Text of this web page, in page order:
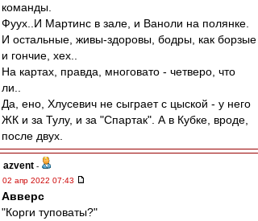
команды.
Фуух..И Мартинс в зале, и Ваноли на полянке.
И остальные, живы-здоровы, бодры, как борзые
и гончие, хех..
На картах, правда, многовато - четверо, что
ли..
Да, ено, Хлусевич не сыграет с цыской - у него
ЖК и за Тулу, и за "Спартак". А в Кубке, вроде,
после двух.
azvent -
02 апр 2022 07:43
Авверс
"Корги туповаты?"